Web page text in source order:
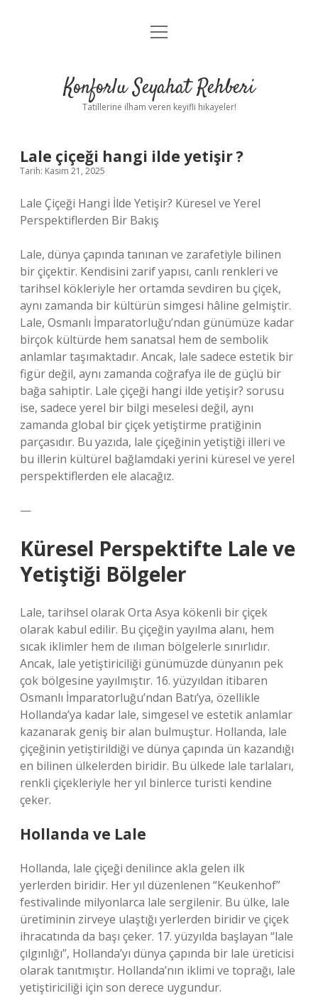
Anasayfa
Yasal Uyarı
menüyü
Konforlu Seyahat Rehberi
Tatillerine ilham veren keyifli hikayeler!
Lale çiçeği hangi ilde yetişir ?
Tarih: Kasım 21, 2025
Lale Çiçeği Hangi İlde Yetişir? Küresel ve Yerel
Perspektiflerden Bir Bakış
Lale, dünya çapında tanınan ve zarafetiyle bilinen
bir çiçektir. Kendisini zarif yapısı, canlı renkleri ve
tarihsel kökleriyle her ortamda sevdiren bu çiçek,
aynı zamanda bir kültürün simgesi hâline gelmiştir.
Lale, Osmanlı İmparatorluğu’ndan günümüze kadar
birçok kültürde hem sanatsal hem de sembolik
anlamlar taşımaktadır. Ancak, lale sadece estetik bir
figür değil, aynı zamanda coğrafya ile de güçlü bir
bağa sahiptir. Lale çiçeği hangi ilde yetişir? sorusu
ise, sadece yerel bir bilgi meselesi değil, aynı
zamanda global bir çiçek yetiştirme pratiğinin
parçasıdır. Bu yazıda, lale çiçeğinin yetiştiği illeri ve
bu illerin kültürel bağlamdaki yerini küresel ve yerel
perspektiflerden ele alacağız.
—
Küresel Perspektifte Lale ve
Yetiştiği Bölgeler
Lale, tarihsel olarak Orta Asya kökenli bir çiçek
olarak kabul edilir. Bu çiçeğin yayılma alanı, hem
sıcak iklimler hem de ılıman bölgelerle sınırlıdır.
Ancak, lale yetiştiriciliği günümüzde dünyanın pek
çok bölgesine yayılmıştır. 16. yüzyıldan itibaren
Osmanlı İmparatorluğu’ndan Batı’ya, özellikle
Hollanda’ya kadar lale, simgesel ve estetik anlamlar
kazanarak geniş bir alan bulmuştur. Hollanda, lale
çiçeğinin yetiştirildiği ve dünya çapında ün kazandığı
en bilinen ülkelerden biridir. Bu ülkede lale tarlaları,
renkli çiçekleriyle her yıl binlerce turisti kendine
çeker.
Hollanda ve Lale
Hollanda, lale çiçeği denilince akla gelen ilk
yerlerden biridir. Her yıl düzenlenen “Keukenhof”
festivalinde milyonlarca lale sergilenir. Bu ülke, lale
üretiminin zirveye ulaştığı yerlerden biridir ve çiçek
ihracatında da başı çeker. 17. yüzyılda başlayan “lale
çılgınlığı”, Hollanda’yı dünya çapında bir lale üreticisi
olarak tanıtmıştır. Hollanda’nın iklimi ve toprağı, lale
yetiştiriciliği için son derece uygundur.